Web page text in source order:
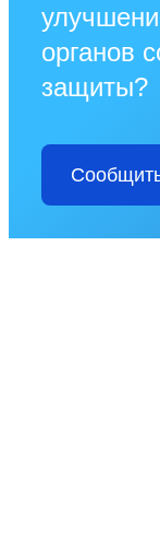
органов
защиты?